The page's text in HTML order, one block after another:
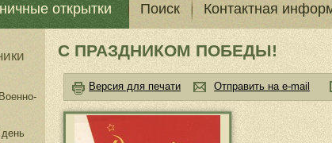
открытки Поиск Контактная
С ПРАЗДНИКОМ ПОБЕДЫ!
Версия для печати Отправить на e-mail